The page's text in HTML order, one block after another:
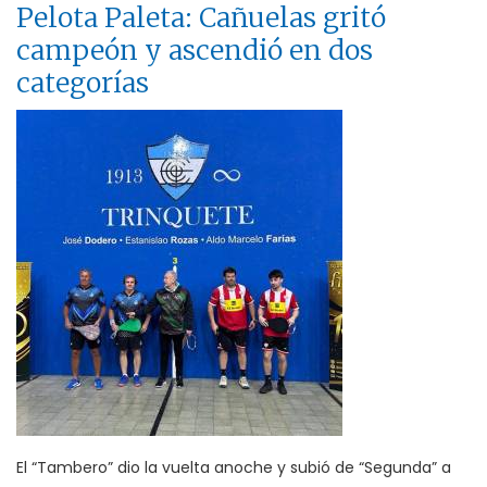
Pelota Paleta: Cañuelas gritó
campeón y ascendió en dos
categorías
El “Tambero” dio la vuelta anoche y subió de “Segunda” a